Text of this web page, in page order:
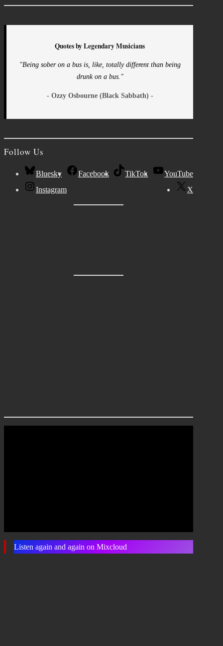
Quotes by Legendary Musicians
"Being sober on a bus is, like, totally different than being
drunk on a bus."
- Ozzy Osbourne (Black Sabbath) -
Follow Us
Bluesky Facebook TikTok
YouTube
Instagram
X
Listen again and again on Mixcloud